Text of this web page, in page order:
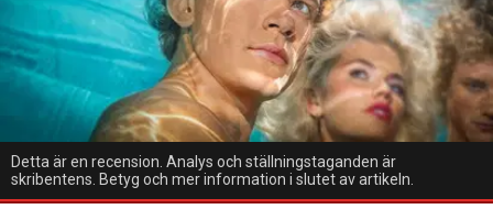
Detta är en recension. Analys och ställningstaganden är
skribentens. Betyg och mer information i slutet av artikeln.